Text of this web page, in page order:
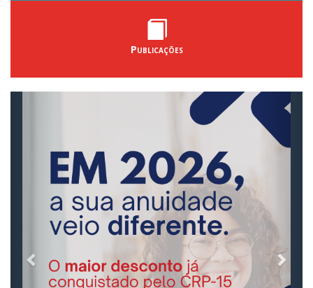
Publicações